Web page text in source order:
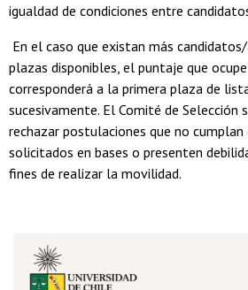
igualdad de condiciones entre
En el caso que existan más
plazas disponibles, el puntaje que
corresponderá a la primera plaza de
sucesivamente. El Comité de Selección
rechazar postulaciones que no
solicitados en bases o presenten
fines de realizar la movilidad.